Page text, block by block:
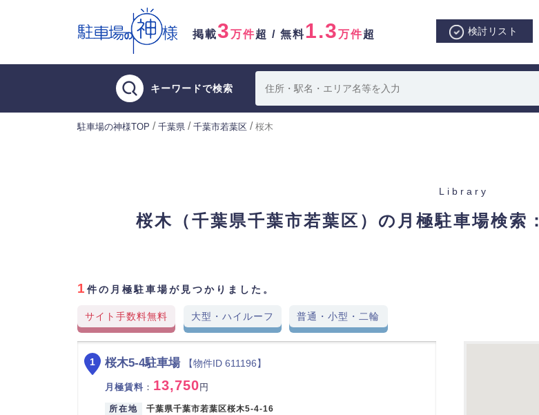
掲載3万件超 / 無料1.3万件超 検討リスト
キーワードで検索
駐車場の神様TOP / 千葉県 / 千葉市若葉区 / 桜木
Library
桜木（千葉県千葉市若葉区）の月極駐車場検索：
1 件の月極駐車場が見つかりました。
サイト手数料無料 大型・ハイルーフ 普通・小型・二輪
桜木5-4駐車場 【物件ID 611196】
月極賃料 ： 13,750 円
所在地
千葉県千葉市若葉区桜木5-4-16
1